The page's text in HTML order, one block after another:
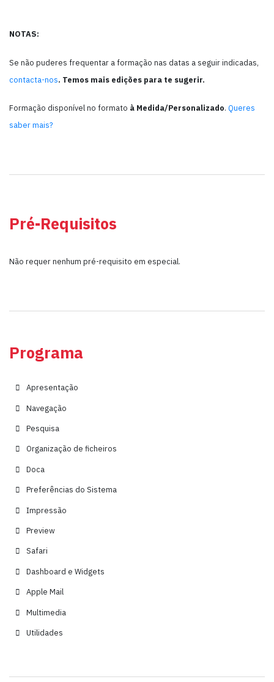
NOTAS:
Se não puderes frequentar a formação nas datas a seguir indicadas,
contacta-nos. Temos mais edições para te sugerir.
Formação disponível no formato à Medida/Personalizado. Queres
saber mais?
Pré-Requisitos
Não requer nenhum pré-requisito em especial.
Programa
Apresentação
Navegação
Pesquisa
Organização de ficheiros
Doca
Preferências do Sistema
Impressão
Preview
Safari
Dashboard e Widgets
Apple Mail
Multimedia
Utilidades